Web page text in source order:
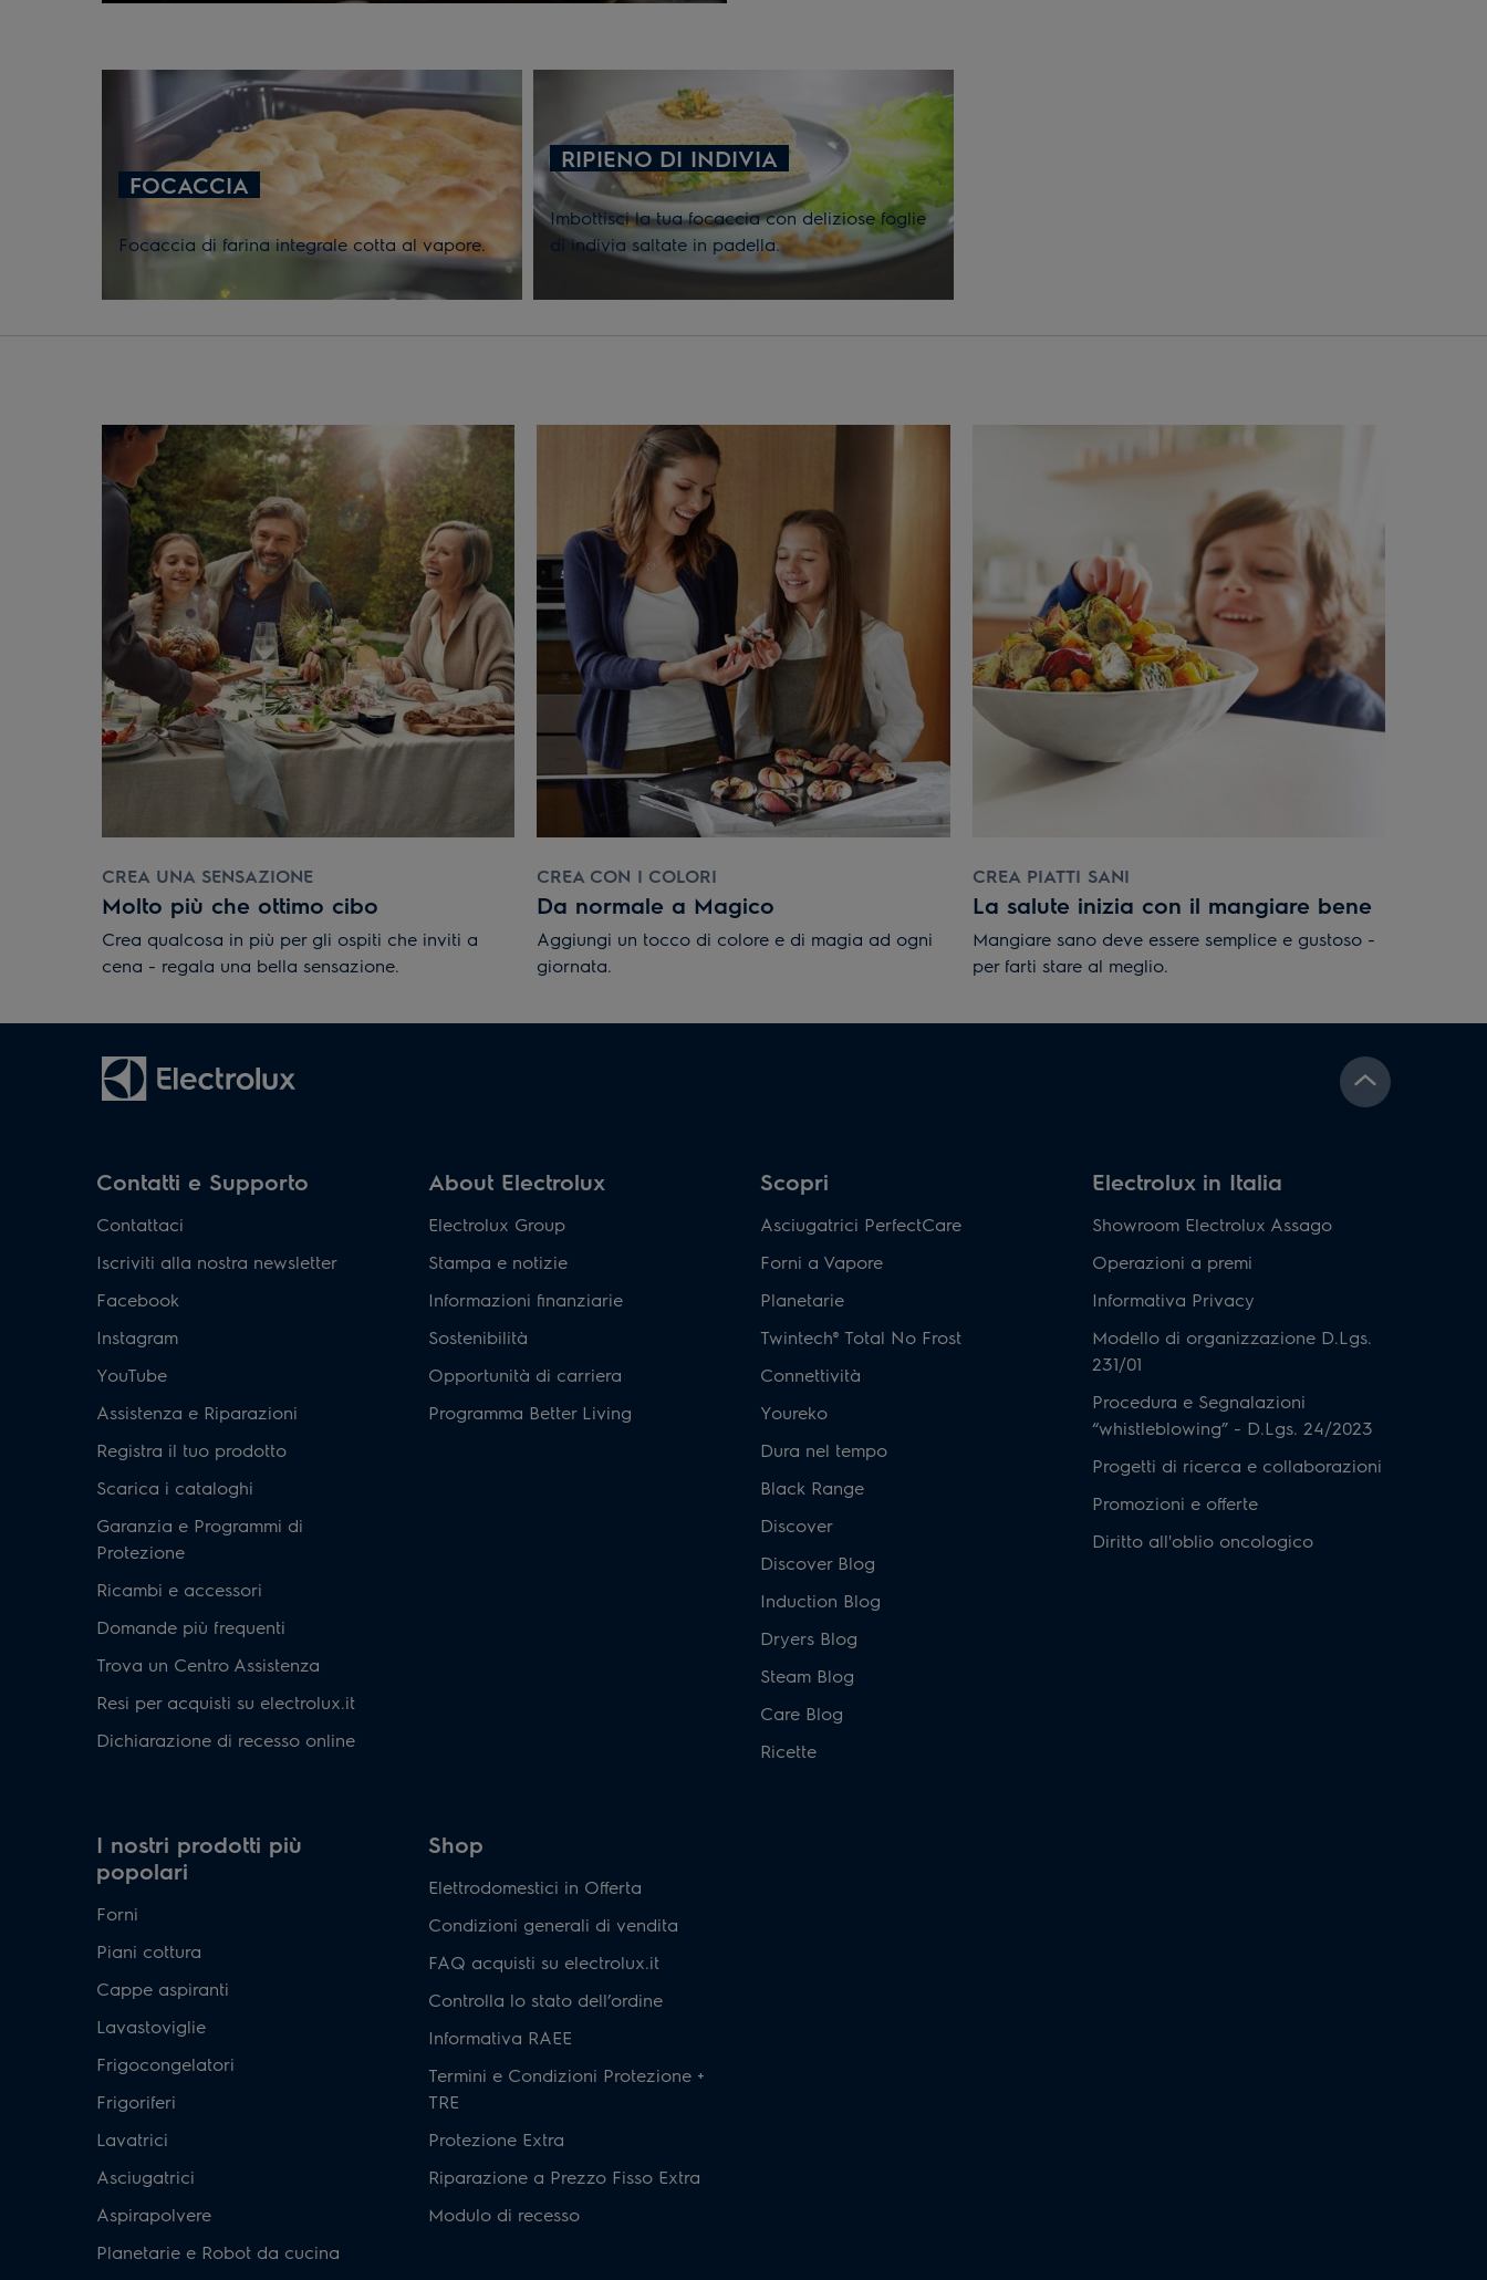
FOCACCIA
Focaccia di farina integrale cotta al vapore.
RIPIENO DI INDIVIA
Imbottisci la tua focaccia con deliziose foglie
di indivia saltate in padella.
CREA UNA SENSAZIONE
Molto più che ottimo cibo
Crea qualcosa in più per gli ospiti che inviti a
cena - regala una bella sensazione.
CREA CON I COLORI
Da normale a Magico
Aggiungi un tocco di colore e di magia ad ogni
giornata.
CREA PIATTI SANI
La salute inizia con il mangiare bene
Mangiare sano deve essere semplice e gustoso -
per farti stare al meglio.
Contatti e Supporto
Contattaci
Iscriviti alla nostra newsletter
Facebook
Instagram
YouTube
Assistenza e Riparazioni
Registra il tuo prodotto
Scarica i cataloghi
Garanzia e Programmi di
Protezione
Ricambi e accessori
Domande più frequenti
Trova un Centro Assistenza
Resi per acquisti su electrolux.it
Dichiarazione di recesso online
About Electrolux
Electrolux Group
Stampa e notizie
Informazioni finanziarie
Sostenibilità
Opportunità di carriera
Programma Better Living
Scopri
Asciugatrici PerfectCare
Forni a Vapore
Planetarie
Twintech® Total No Frost
Connettività
Youreko
Dura nel tempo
Black Range
Discover
Discover Blog
Induction Blog
Dryers Blog
Steam Blog
Care Blog
Ricette
Electrolux in Italia
Showroom Electrolux Assago
Operazioni a premi
Informativa Privacy
Modello di organizzazione D.Lgs.
231/01
Procedura e Segnalazioni
“whistleblowing” - D.Lgs. 24/2023
Progetti di ricerca e collaborazioni
Promozioni e offerte
Diritto all'oblio oncologico
I nostri prodotti più
popolari
Forni
Piani cottura
Cappe aspiranti
Lavastoviglie
Frigocongelatori
Frigoriferi
Lavatrici
Asciugatrici
Aspirapolvere
Planetarie e Robot da cucina
Shop
Elettrodomestici in Offerta
Condizioni generali di vendita
FAQ acquisti su electrolux.it
Controlla lo stato dell’ordine
Informativa RAEE
Termini e Condizioni Protezione +
TRE
Protezione Extra
Riparazione a Prezzo Fisso Extra
Modulo di recesso